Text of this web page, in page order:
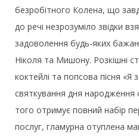
безробітного Колена, що
до речі незрозуміло звідки
задоволення будь-яких
Ніколя та Мишону. Розкішні
коктейлі та попсова пісня
святкування дня
того отримує повний набір
послуг, гламурна отуплена